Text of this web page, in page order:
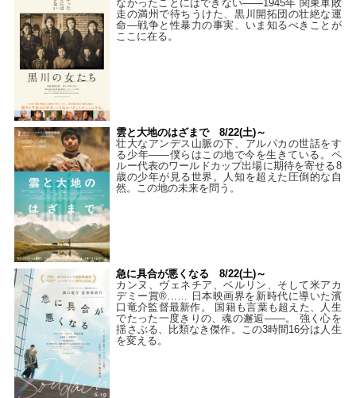
なかったことにはできない——1945年 関東軍敗
走の満州で待ちうけた、黒川開拓団の壮絶な運
命―戦争と性暴力の事実、いま知るべきことが
ここに在る。
雲と大地のはざまで 8/22(土)～
壮大なアンデス山脈の下、アルパカの世話をす
る少年――僕らはこの地で今を生きている。ペ
ルー代表のワールドカップ出場に期待を寄せる8
歳の少年が見る世界。人知を超えた圧倒的な自
然。この地の未来を問う。
急に具合が悪くなる 8/22(土)～
カンヌ、ヴェネチア、ベルリン、そして米アカ
デミー賞®…… 日本映画界を新時代に導いた濱
口竜介監督最新作。 国籍も言葉も超えた、人生
でたった一度きりの、魂の邂逅――。 強く心を
揺さぶる、比類なき傑作。この3時間16分は人生
を変える。